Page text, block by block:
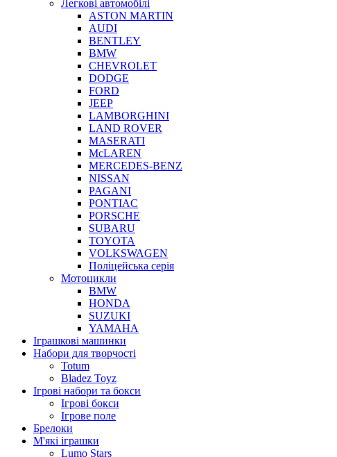
Легкові автомобілі
ASTON MARTIN
AUDI
BENTLEY
BMW
CHEVROLET
DODGE
FORD
JEEP
LAMBORGHINI
LAND ROVER
MASERATI
McLAREN
MERCEDES-BENZ
NISSAN
PAGANI
PONTIAC
PORSCHE
SUBARU
TOYOTA
VOLKSWAGEN
Поліцейська серія
Мотоцикли
BMW
HONDA
SUZUKI
YAMAHA
Іграшкові машинки
Набори для творчості
Totum
Bladez Toyz
Ігрові набори та бокси
Ігрові бокси
Ігрове поле
Брелоки
М'які іграшки
Lumo Stars